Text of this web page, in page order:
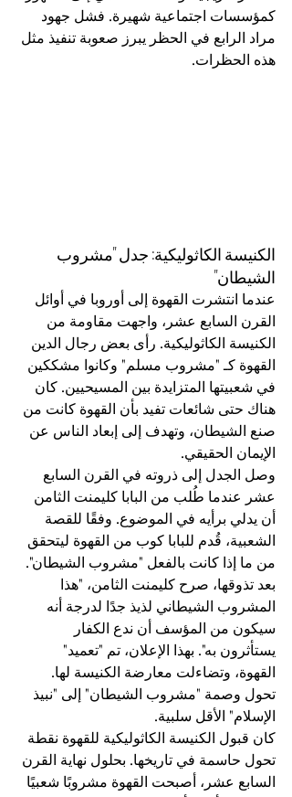
كمؤسسات اجتماعية شهيرة. فشل جهود
مراد الرابع في الحظر يبرز صعوبة تنفيذ مثل
هذه الحظرات.
الكنيسة الكاثوليكية: جدل "مشروب
الشيطان"
عندما انتشرت القهوة إلى أوروبا في أوائل
القرن السابع عشر، واجهت مقاومة من
الكنيسة الكاثوليكية. رأى بعض رجال الدين
القهوة كـ "مشروب مسلم" وكانوا مشككين
في شعبيتها المتزايدة بين المسيحيين. كان
هناك حتى شائعات تفيد بأن القهوة كانت من
صنع الشيطان، وتهدف إلى إبعاد الناس عن
الإيمان الحقيقي.
وصل الجدل إلى ذروته في القرن السابع
عشر عندما طُلب من البابا كليمنت الثامن
أن يدلي برأيه في الموضوع. وفقًا للقصة
الشعبية، قُدم للبابا كوب من القهوة ليتحقق
من ما إذا كانت بالفعل "مشروب الشيطان".
بعد تذوقها، صرح كليمنت الثامن، "هذا
المشروب الشيطاني لذيذ جدًا لدرجة أنه
سيكون من المؤسف أن ندع الكفار
يستأثرون به". بهذا الإعلان، تم "تعميد"
القهوة، وتضاءلت معارضة الكنيسة لها.
تحول وصمة "مشروب الشيطان" إلى "نبيذ
الإسلام" الأقل سلبية.
كان قبول الكنيسة الكاثوليكية للقهوة نقطة
تحول حاسمة في تاريخها. بحلول نهاية القرن
السابع عشر، أصبحت القهوة مشروبًا شعبيًا